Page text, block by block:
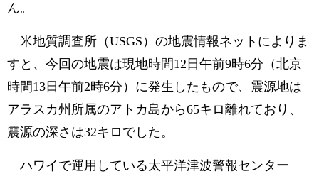
ん。
米地質調査所（USGS）の地震情報ネットによりま
すと、今回の地震は現地時間12日午前9時6分（北京
時間13日午前2時6分）に発生したもので、震源地は
アラスカ州所属のアトカ島から65キロ離れており、
震源の深さは32キロでした。
ハワイで運用している太平洋津波警報センター